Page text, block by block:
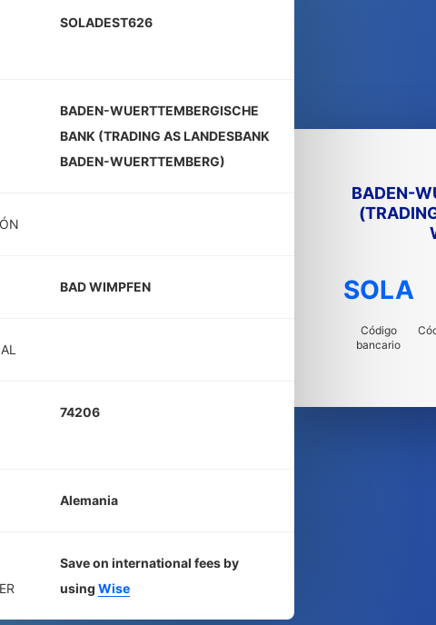
SOLADEST626
BADEN-WUERTTEMBERGISCHE
BANK (TRADING AS LANDESBANK
BADEN-WUERTTEMBERG)
BAD WIMPFEN
74206
Alemania
Save on international fees by
using Wise
BADEN-
SOLA
Código
bancario